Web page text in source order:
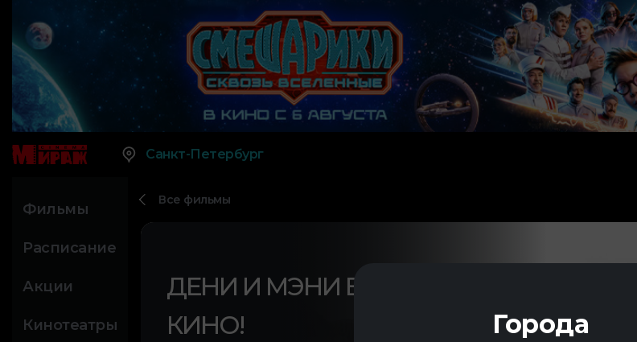
Города
Санкт-Петербург
Фильмы
Расписание
Акции
Кинотеатры
Все фильмы
ДЕНИ И МЭНИ В
КИНО!